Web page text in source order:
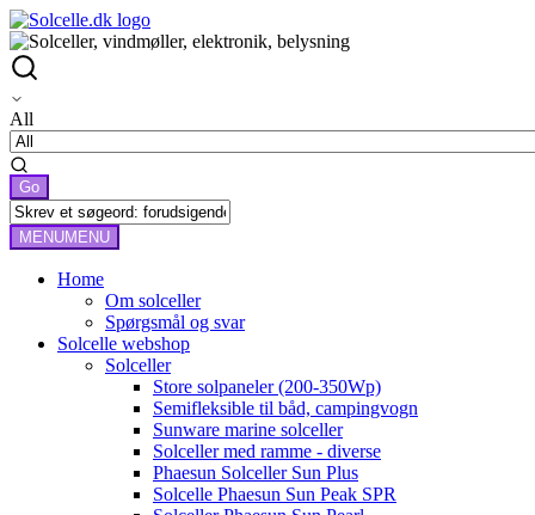
All
MENUMENU
Home
Om solceller
Spørgsmål og svar
Solcelle webshop
Solceller
Store solpaneler (200-350Wp)
Semifleksible til båd, campingvogn
Sunware marine solceller
Solceller med ramme - diverse
Phaesun Solceller Sun Plus
Solcelle Phaesun Sun Peak SPR